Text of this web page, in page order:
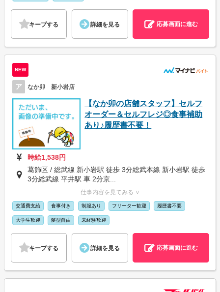
キープする 詳細を見る 応募画面に進む
NEW
ア なか卯 新小岩店
【なか卯の店舗スタッフ】セルフ
オーダー＆セルフレジ◎食事補助
あり♪履歴書不要！
時給1,538円
葛飾区 / 総武線 新小岩駅 徒歩 3分総武本線 新小岩駅 徒歩
3分総武線 平井駅 車 2分京...
仕事内容を見てみる ∨
交通費支給 食事付き 制服あり フリーター歓迎 履歴書不要
大学生歓迎 髪型自由 未経験歓迎
キープする 詳細を見る 応募画面に進む